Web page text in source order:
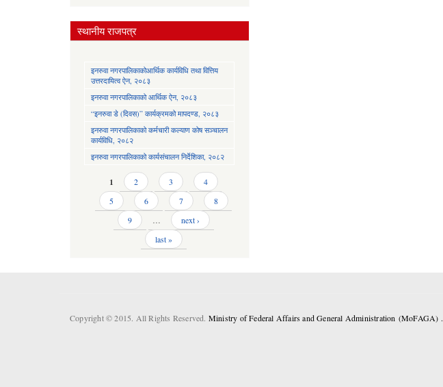
स्थानीय राजपत्र
इनरुवा नगरपालिकाकोआर्थिक कार्यविधि तथा वित्तिय
उत्तरदायित्व ऐन, २०८३
इनरुवा नगरपालिकाको आर्थिक ऐन, २०८३
“इनरुवा डे (दिवस)” कार्यक्रमको मापदण्ड, २०८३
इनरुवा नगरपालिकाको कर्मचारी कल्याण कोष सञ्चालन
कार्यविधि, २०८२
इनरुवा नगरपालिकाको कार्यसंचालन निर्देशिका, २०८२
Pages1 2 3
4
5
6 7
8
9
…
next ›
last »
Copyright © 2015. All Rights Reserved. Ministry of Federal Affairs and General Administration (MoFAGA) .